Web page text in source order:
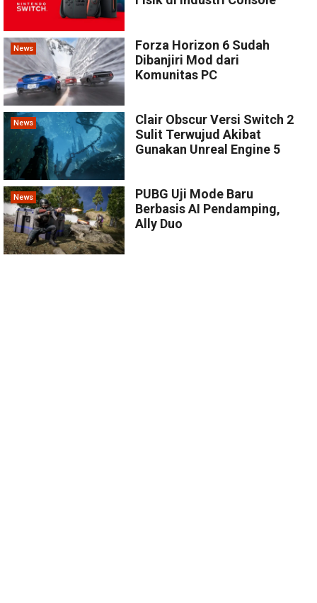
News
Forza Horizon 6 Sudah
Dibanjiri Mod dari
Komunitas PC
News
Clair Obscur Versi Switch 2
Sulit Terwujud Akibat
Gunakan Unreal Engine 5
News
PUBG Uji Mode Baru
Berbasis AI Pendamping,
Ally Duo